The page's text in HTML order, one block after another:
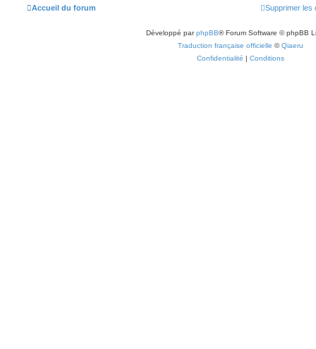
Accueil du forum Supprimer les
Développé parphpBB® Forum Software © phpBB
Traduction française officielle ©Qiaeru
Confidentialité | Conditions